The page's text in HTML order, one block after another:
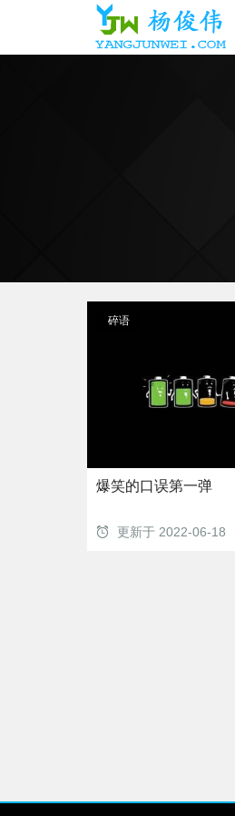
碎语
爆笑的口误第一弹
更新于 2022-06-18